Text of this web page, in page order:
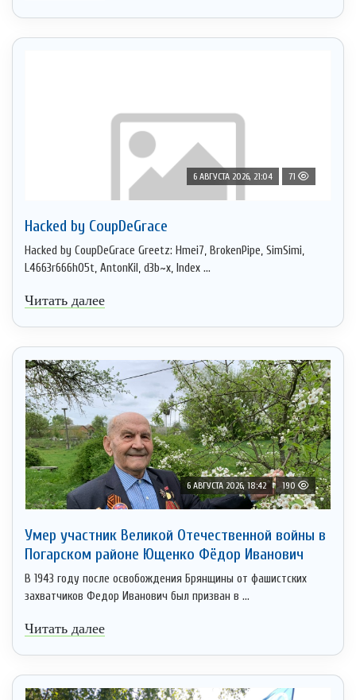
6 АВГУСТА 2026, 21:04 71
Hacked by CoupDeGrace
Hacked by CoupDeGrace Greetz: Hmei7, BrokenPipe, SimSimi,
L4663r666h05t, AntonKil, d3b~x, Index ...
Читать далее
6 АВГУСТА 2026, 18:42 190
Умер участник Великой Отечественной войны в
Погарском районе Ющенко Фёдор Иванович
В 1943 году после освобождения Брянщины от фашистских
захватчиков Федор Иванович был призван в ...
Читать далее